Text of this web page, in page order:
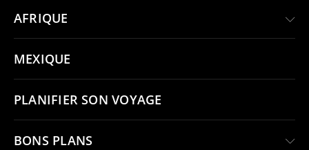
AFRIQUE
MEXIQUE
PLANIFIER SON VOYAGE
BONS PLANS